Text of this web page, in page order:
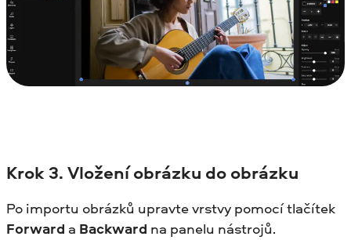
Krok 3. Vložení obrázku do obrázku
Po importu obrázků upravte vrstvy pomocí tlačítek
Forward a Backward na panelu nástrojů.